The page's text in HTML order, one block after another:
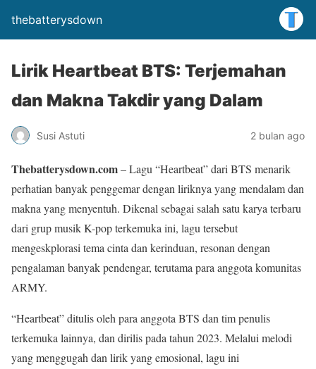
thebatterysdown
Lirik Heartbeat BTS: Terjemahan
dan Makna Takdir yang Dalam
Susi Astuti 2 bulan ago
Thebatterysdown.com– Lagu “Heartbeat” dari BTS menarik
perhatian banyak penggemar dengan liriknya yang mendalam dan
makna yang menyentuh. Dikenal sebagai salah satu karya terbaru
dari grup musik K-pop terkemuka ini, lagu tersebut
mengeskplorasi tema cinta dan kerinduan, resonan dengan
pengalaman banyak pendengar, terutama para anggota komunitas
ARMY.
“Heartbeat” ditulis oleh para anggota BTS dan tim penulis
terkemuka lainnya, dan dirilis pada tahun 2023. Melalui melodi
yang menggugah dan lirik yang emosional, lagu ini